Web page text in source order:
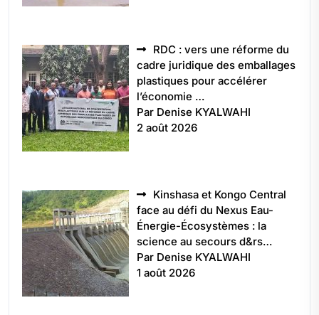
RDC : vers une réforme du
cadre juridique des emballages
plastiques pour accélérer
l’économie …
Par Denise KYALWAHI
2 août 2026
Kinshasa et Kongo Central
face au défi du Nexus Eau-
Énergie-Écosystèmes : la
science au secours d&rs…
Par Denise KYALWAHI
1 août 2026